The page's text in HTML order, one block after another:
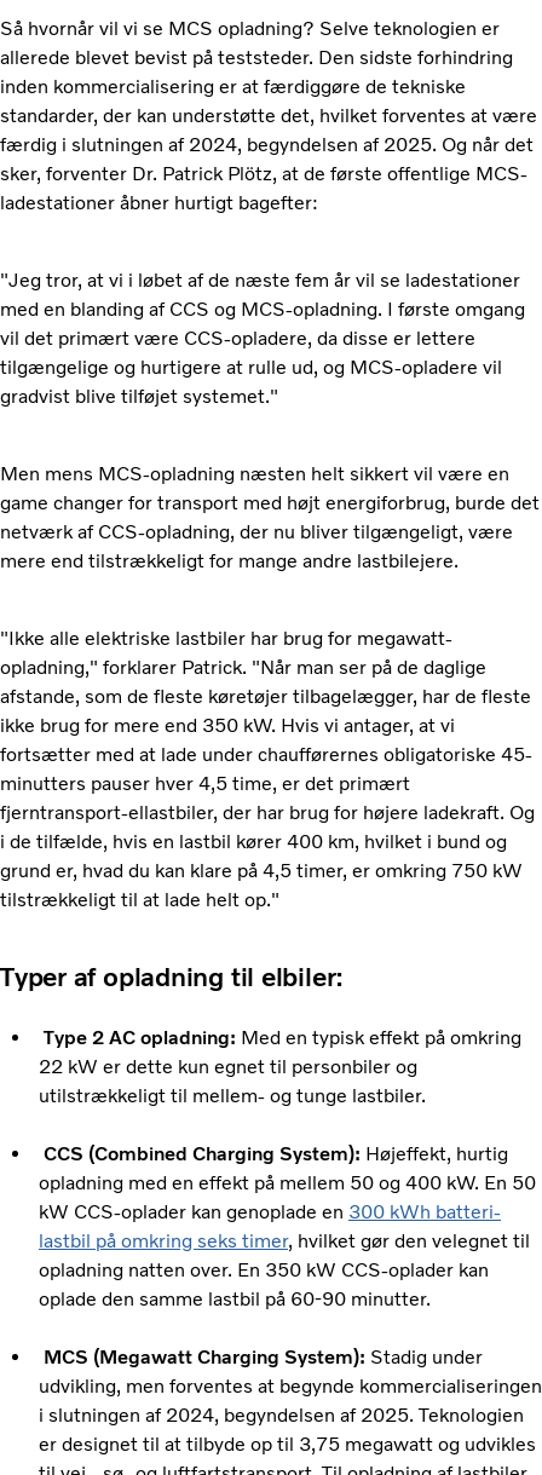
Så hvornår vil vi se MCS opladning? Selve teknologien er
allerede blevet bevist på teststeder. Den sidste forhindring
inden kommercialisering er at færdiggøre de tekniske
standarder, der kan understøtte det, hvilket forventes at være
færdig i slutningen af ​​2024, begyndelsen af ​​2025. Og når det
sker, forventer Dr. Patrick Plötz, at de første offentlige MCS-
ladestationer åbner hurtigt bagefter:
"Jeg tror, ​​at vi i løbet af de næste fem år vil se ladestationer
med en blanding af CCS og MCS-opladning. I første omgang
vil det primært være CCS-opladere, da disse er lettere
tilgængelige og hurtigere at rulle ud, og MCS-opladere vil
gradvist blive tilføjet systemet."
Men mens MCS-opladning næsten helt sikkert vil være en
game changer for transport med højt energiforbrug, burde det
netværk af CCS-opladning, der nu bliver tilgængeligt, være
mere end tilstrækkeligt for mange andre lastbilejere.
"Ikke alle elektriske lastbiler har brug for megawatt-
opladning," forklarer Patrick. "Når man ser på de daglige
afstande, som de fleste køretøjer tilbagelægger, har de fleste
ikke brug for mere end 350 kW. Hvis vi antager, at vi
fortsætter med at lade under chaufførernes obligatoriske 45-
minutters pauser hver 4,5 time, er det primært
fjerntransport-ellastbiler, der har brug for højere ladekraft. Og
i de tilfælde, hvis en lastbil kører 400 km, hvilket i bund og
grund er, hvad du kan klare på 4,5 timer, er omkring 750 kW
tilstrækkeligt til at lade helt op."
Typer af opladning til elbiler:
Type 2 AC opladning: Med en typisk effekt på omkring
22 kW er dette kun egnet til personbiler og
utilstrækkeligt til mellem- og tunge lastbiler.
CCS (Combined Charging System): Højeffekt, hurtig
opladning med en effekt på mellem 50 og 400 kW. En 50
kW CCS-oplader kan genoplade en 300 kWh batteri-
lastbil på omkring seks timer, hvilket gør den velegnet til
opladning natten over. En 350 kW CCS-oplader kan
oplade den samme lastbil på 60-90 minutter.
MCS (Megawatt Charging System): Stadig under
udvikling, men forventes at begynde kommercialiseringen
i slutningen af ​​2024, begyndelsen af ​​2025. Teknologien
er designet til at tilbyde op til 3,75 megawatt og udvikles